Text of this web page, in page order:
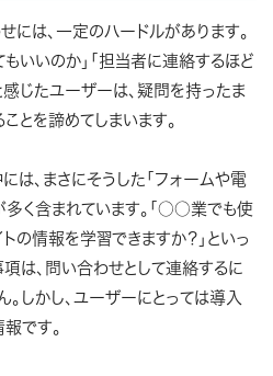
には、一定のハードルがあります。
いいのか」「担当者に連絡するほど
じたユーザーは、疑問を持ったま
とを諦めてしまいます。
は、まさにそうした「フォームや電
多く含まれています。「○○業でも使
の情報を学習できますか？」といっ
は、問い合わせとして連絡するに
しかし、ユーザーにとっては導入
です。